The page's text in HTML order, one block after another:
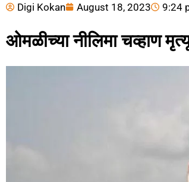
Digi Kokan August 18, 2023 9:24
ओमळीच्या नीलिमा चव्हाण